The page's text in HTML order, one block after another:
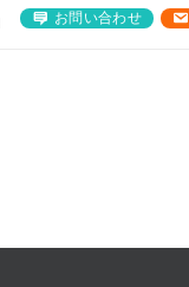
お問い合わせ